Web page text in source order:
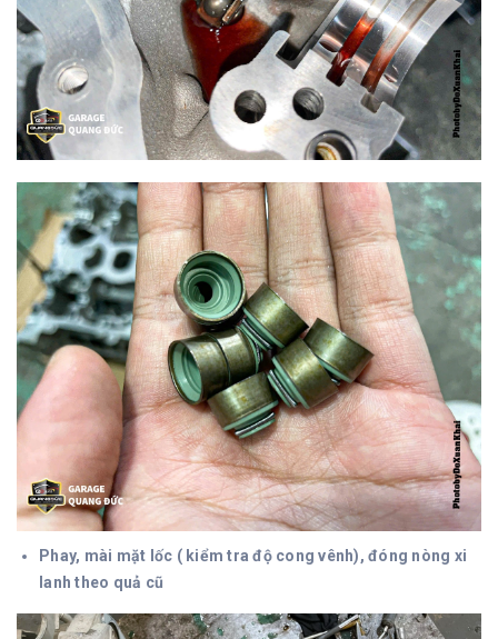
Phay, mài mặt lốc ( kiểm tra độ cong vênh), đóng nòng xi
lanh theo quả cũ